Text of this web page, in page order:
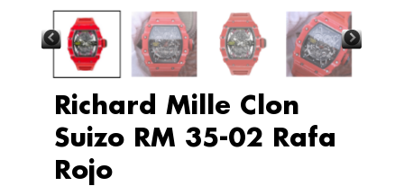
Richard Mille Clon
Suizo RM 35-02 Rafa
Rojo